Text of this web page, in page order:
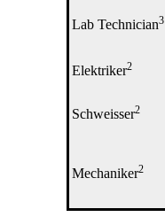
Lab Technician3
Elektriker2
Schweisser2
Mechaniker2